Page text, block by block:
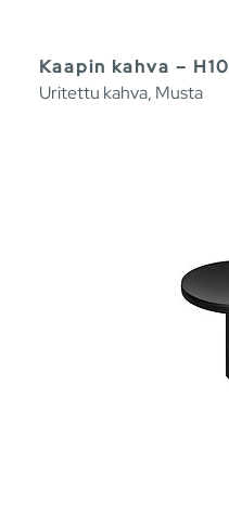
Kaapin kahva – H10
Uritettu kahva, Musta